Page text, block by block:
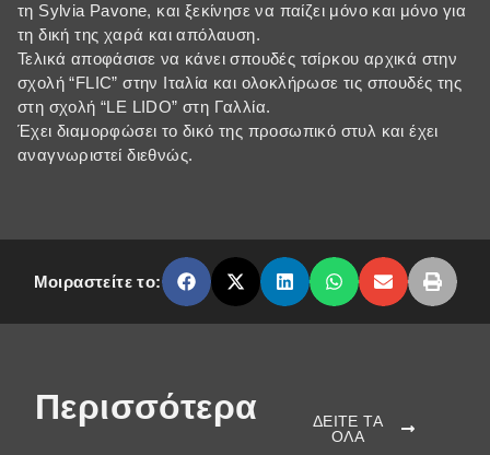
τη Sylvia Pavone, και ξεκίνησε να παίζει μόνο και μόνο για
τη δική της χαρά και απόλαυση.
Τελικά αποφάσισε να κάνει σπουδές τσίρκου αρχικά στην
σχολή “FLIC” στην Ιταλία και ολοκλήρωσε τις σπουδές της
στη σχολή “LE LIDO” στη Γαλλία.
Έχει διαμορφώσει το δικό της προσωπικό στυλ και έχει
αναγνωριστεί διεθνώς.
Μοιραστείτε το:
Περισσότερα
ΔΕΙΤΕ ΤΑ
ΟΛΑ